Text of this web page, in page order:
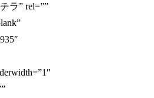
ラ” rel=””